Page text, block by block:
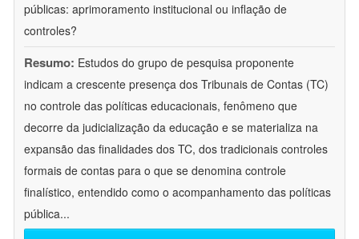
públicas: aprimoramento institucional ou inflação de
controles?
Resumo: Estudos do grupo de pesquisa proponente
indicam a crescente presença dos Tribunais de Contas (TC)
no controle das políticas educacionais, fenômeno que
decorre da judicialização da educação e se materializa na
expansão das finalidades dos TC, dos tradicionais controles
formais de contas para o que se denomina controle
finalístico, entendido como o acompanhamento das políticas
pública...